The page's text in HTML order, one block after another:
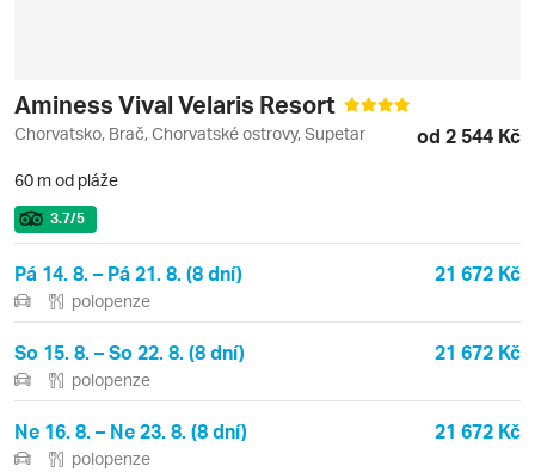
Aminess Vival Velaris Resort
Chorvatsko, Brač, Chorvatské ostrovy, Supetar od 2 544 Kč
60 m od pláže
3.7/5
Pá 14. 8. – Pá 21. 8. (8 dní) 21 672 Kč
polopenze
So 15. 8. – So 22. 8. (8 dní) 21 672 Kč
polopenze
Ne 16. 8. – Ne 23. 8. (8 dní) 21 672 Kč
polopenze